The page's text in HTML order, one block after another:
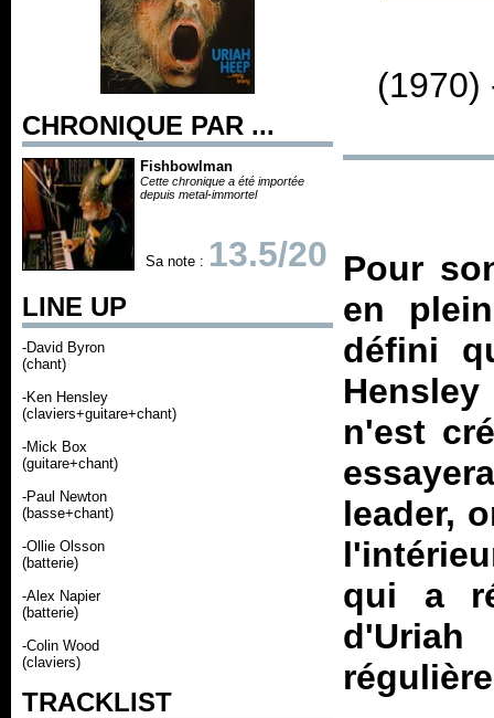
CHRONIQUE PAR ...
Fishbowlman
Cette chronique a été importée
depuis metal-immortel
Sa note : 13.5/20
LINE UP
-David Byron
(chant)
-Ken Hensley
(claviers+guitare+chant)
-Mick Box
(guitare+chant)
-Paul Newton
(basse+chant)
-Ollie Olsson
(batterie)
-Alex Napier
(batterie)
-Colin Wood
(claviers)
TRACKLIST
Pour
en
défini
n'est
leader,
qui a